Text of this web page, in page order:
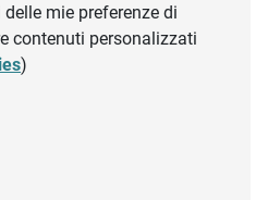
mie preferenze di
contenuti personalizzati
)